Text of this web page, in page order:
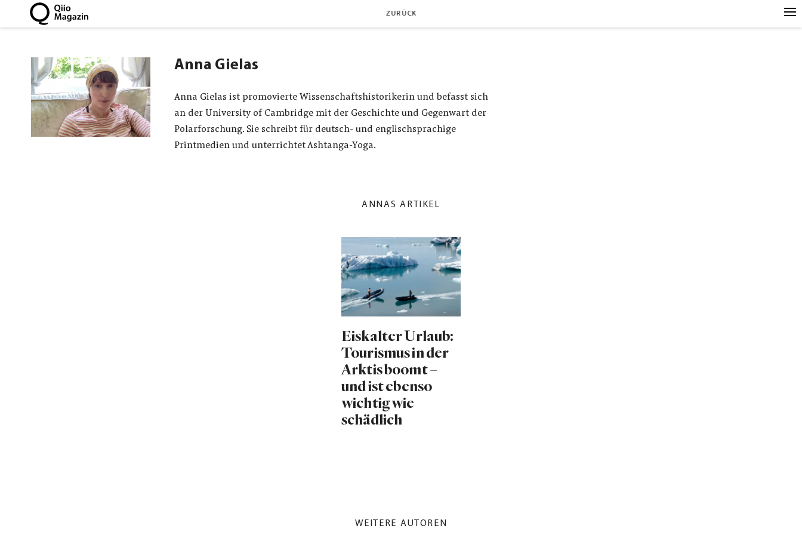
ZURÜCK
Anna Gielas
Anna Gielas ist promovierte Wissenschaftshistorikerin und befasst sich
an der University of Cambridge mit der Geschichte und Gegenwart der
Polarforschung. Sie schreibt für deutsch- und englischsprachige
Printmedien und unterrichtet Ashtanga-Yoga.
ANNAS ARTIKEL
Eiskalter Urlaub:
Tourismus in der
Arktis boomt –
und ist ebenso
wichtig wie
schädlich
WEITERE AUTOREN